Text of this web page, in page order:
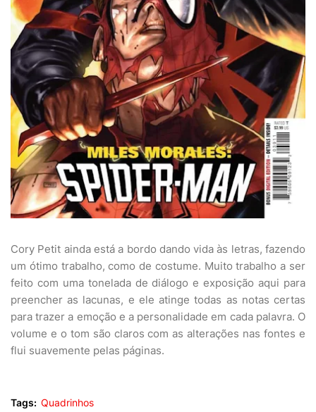
Cory Petit ainda está a bordo dando vida às letras, fazendo
um ótimo trabalho, como de costume. Muito trabalho a ser
feito com uma tonelada de diálogo e exposição aqui para
preencher as lacunas, e ele atinge todas as notas certas
para trazer a emoção e a personalidade em cada palavra. O
volume e o tom são claros com as alterações nas fontes e
flui suavemente pelas páginas.
Tags: Quadrinhos